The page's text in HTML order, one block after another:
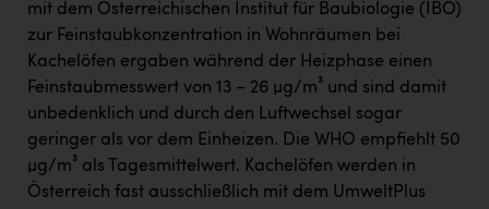
mit dem Österreichischen Institut für Baubiologie (IBO)
zur Feinstaubkonzentration in Wohnräumen bei
Kachelöfen ergaben während der Heizphase einen
Feinstaubmesswert von 13 – 26 µg/m³ und sind damit
unbedenklich und durch den Luftwechsel sogar
geringer als vor dem Einheizen. Die WHO empfiehlt 50
µg/m³ als Tagesmittelwert. Kachelöfen werden in
Österreich fast ausschließlich mit dem UmweltPlus